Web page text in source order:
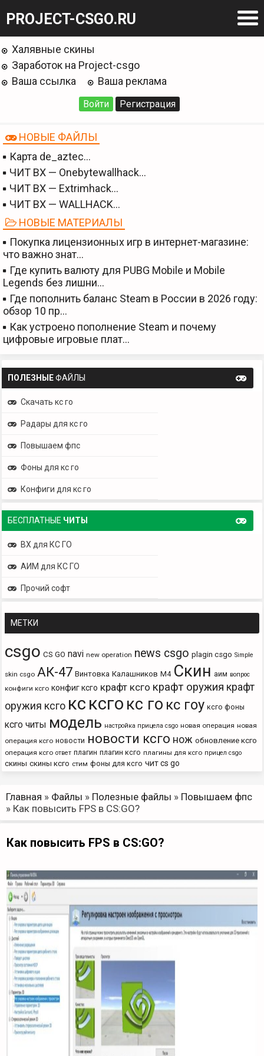
PROJECT-CSGO.RU
Халявные скины
Заработок на Project-csgo
Ваша ссылка
Ваша реклама
Войти Регистрация
НОВЫЕ ФАЙЛЫ
Карта de_aztec…
ЧИТ BX — Onebytewallhack…
ЧИТ BX — Extrimhack…
ЧИТ BX — WALLHACK…
НОВЫЕ МАТЕРИАЛЫ
Покупка лицензионных игр в интернет-магазине:
что важно знат…
Где купить валюту для PUBG Mobile и Mobile
Legends без лишни…
Где пополнить баланс Steam в России в 2026 году:
обзор 10 пр…
Как устроено пополнение Steam и почему
цифровые игровые плат…
ПОЛЕЗНЫЕФАЙЛЫ
Скачать кс го
Радары для кс го
Повышаем фпс
Фоны для кс го
Конфиги для кс го
БЕСПЛАТНЫЕ ЧИТЫ
ВХ для КС ГО
АИМ для КС ГО
Прочий софт
МЕТКИ
csgo CS GO navi new operation news csgo plagin csgo Simple
skin csgo АК-47 Винтовка Калашников М4 Скин аим вопрос
конфиги ксго конфиг ксго крафт ксго крафт оружия крафт
оружия ксго кс ксго кс го кс гоу ксго фоны
ксго читы модель настройка прицела csgo новая операция новая
операция ксго новости новости ксго нож обновление ксго
операция ксго ответ плагин плагин ксго плагины для ксго прицел csgo
скины скины ксго стим фоны для ксго чит cs go
Главная » Файлы » Полезные файлы » Повышаем фпс
» Как повысить FPS в CS:GO?
Как повысить FPS в CS:GO?